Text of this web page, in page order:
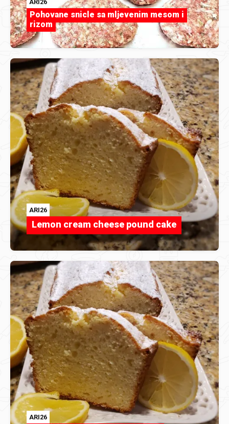
ARI26
Pohovane snicle sa mljevenim mesom i
rizom
ARI26
Lemon cream cheese pound cake
ARI26